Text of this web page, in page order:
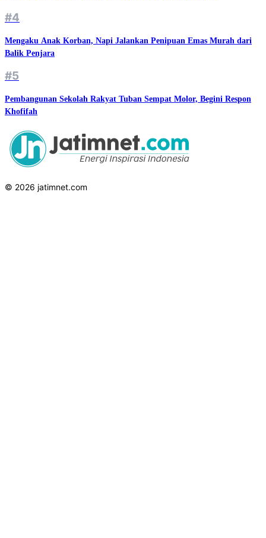
#4
Mengaku Anak Korban, Napi Jalankan Penipuan Emas Murah dari
Balik Penjara
#5
Pembangunan Sekolah Rakyat Tuban Sempat Molor, Begini Respon
Khofifah
© 2026 jatimnet.com